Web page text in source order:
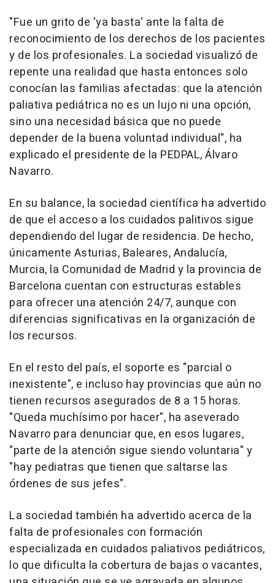
"Fue un grito de 'ya basta' ante la falta de
reconocimiento de los derechos de los pacientes
y de los profesionales. La sociedad visualizó de
repente una realidad que hasta entonces solo
conocían las familias afectadas: que la atención
paliativa pediátrica no es un lujo ni una opción,
sino una necesidad básica que no puede
depender de la buena voluntad individual", ha
explicado el presidente de la PEDPAL, Álvaro
Navarro.
En su balance, la sociedad científica ha advertido
de que el acceso a los cuidados palitivos sigue
dependiendo del lugar de residencia. De hecho,
únicamente Asturias, Baleares, Andalucía,
Murcia, la Comunidad de Madrid y la provincia de
Barcelona cuentan con estructuras estables
para ofrecer una atención 24/7, aunque con
diferencias significativas en la organización de
los recursos.
En el resto del país, el soporte es "parcial o
inexistente", e incluso hay provincias que aún no
tienen recursos asegurados de 8 a 15 horas.
"Queda muchísimo por hacer", ha aseverado
Navarro para denunciar que, en esos lugares,
"parte de la atención sigue siendo voluntaria" y
"hay pediatras que tienen que saltarse las
órdenes de sus jefes".
La sociedad también ha advertido acerca de la
falta de profesionales con formación
especializada en cuidados paliativos pediátricos,
lo que dificulta la cobertura de bajas o vacantes,